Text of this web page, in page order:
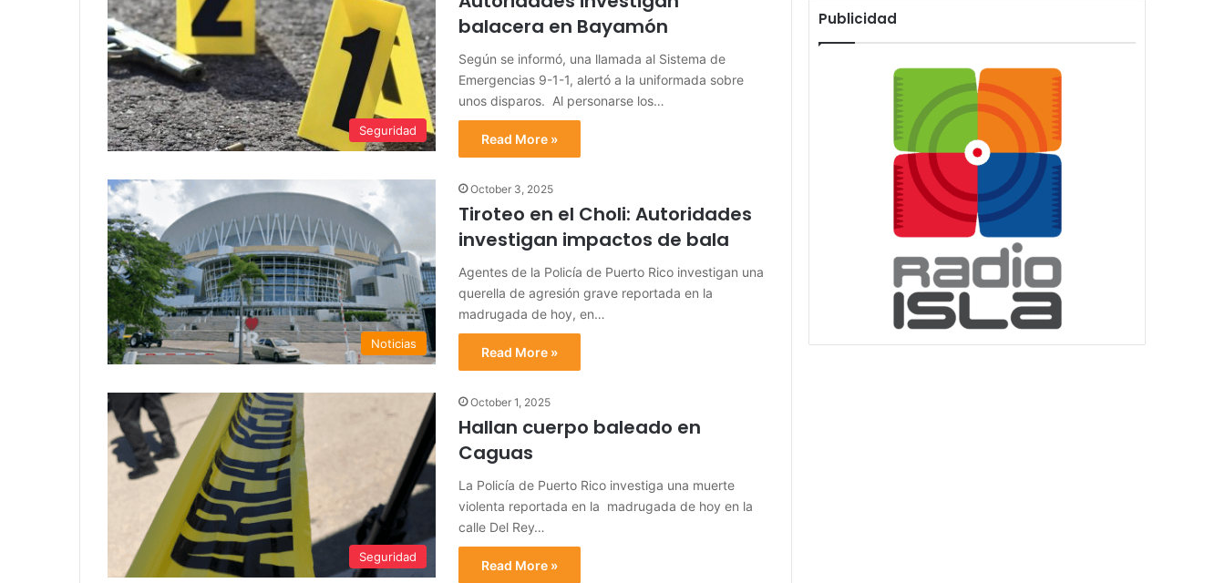
Seguridad
balacera en Bayamón
Según se informó, una llamada al Sistema de
Emergencias 9-1-1, alertó a la uniformada sobre
unos disparos. Al personarse los…
Read More »
Noticias
October 3, 2025
Tiroteo en el Choli: Autoridades
investigan impactos de bala
Agentes de la Policía de Puerto Rico investigan una
querella de agresión grave reportada en la
madrugada de hoy, en…
Read More »
Seguridad
October 1, 2025
Hallan cuerpo baleado en
Caguas
La Policía de Puerto Rico investiga una muerte
violenta reportada en la madrugada de hoy en la
calle Del Rey…
Read More »
Publicidad